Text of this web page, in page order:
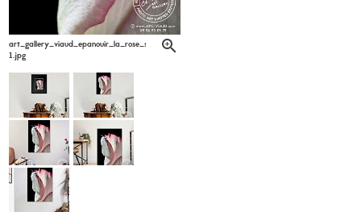
art_gallery_viaud_epanouir_la_rose_sandrine_gros6-
1.jpg